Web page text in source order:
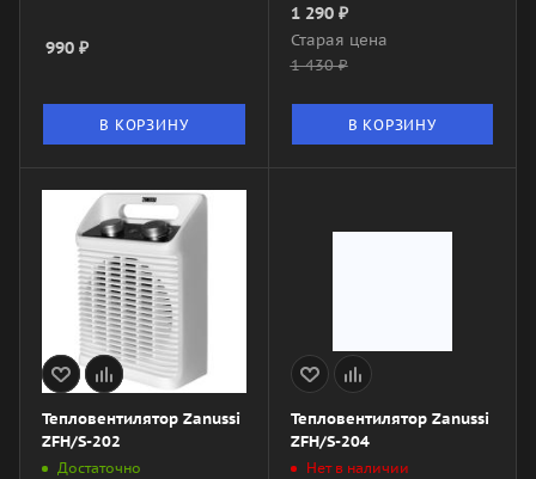
990 ₽
В КОРЗИНУ
1 290₽
Старая цена
1 430₽
В КОРЗИНУ
Тепловентилятор Zanussi
ZFH/S-202
Достаточно
Тепловентилятор Zanussi
ZFH/S-204
Нет в наличии